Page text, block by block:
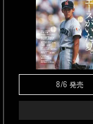
8/6 発売